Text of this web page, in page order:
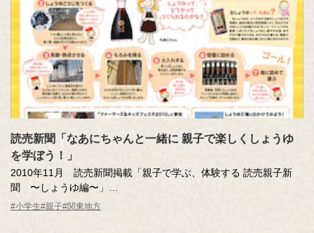
読売新聞「なあにちゃんと一緒に 親子で楽しくしょうゆ
を学ぼう！」
2010年11月 読売新聞掲載「親子で学ぶ、体験する 読売親子新
聞 〜しょうゆ編〜」
なあにちゃんと一緒に 親子で楽しくしょうゆを学ぼう！
#小学生#親子#関東地方